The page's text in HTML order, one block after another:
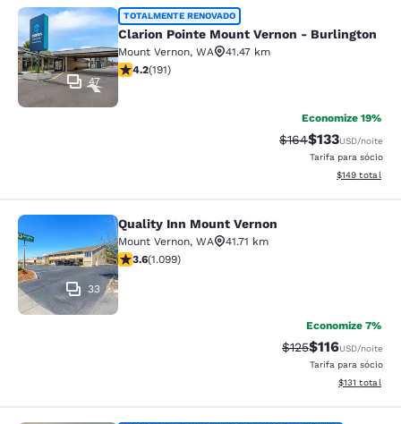
Clarion Pointe Mount Vernon -
47
TOTALMENTE RENOVADO
Clarion Pointe Mount Vernon - Burlington
Mount Vernon, WA
41.47 km
classificação 4.23 estrelas. Excelente. 191 avaliações
4.2(191)
Economize 19%
Tarifa anterior
$164Tarifa com
$133USD/noite
Tarifa para sócio
Exibir
$149 total
Quality Inn Mount Vernon
33
Quality Inn Mount Vernon
Mount Vernon, WA
41.71 km
classificação 3.6 estrelas. Bom. 1099 avaliações
3.6(1.099)
Economize 7%
Tarifa anterior
$125Tarifa com
$116USD/noite
Tarifa para sócio
Exibir
$131 total